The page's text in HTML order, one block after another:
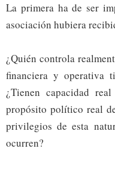
La primera ha de ser
asociación hubiera
¿Quién controla
financiera y operativa
¿Tienen capacidad
propósito político real
privilegios de esta
ocurren?